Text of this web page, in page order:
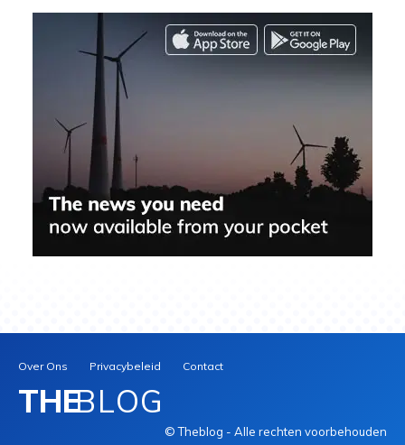
Over Ons Privacybeleid Contact
THEBLOG
© Theblog - Alle rechten voorbehouden